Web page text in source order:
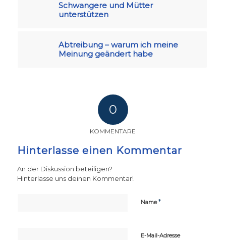
Schwangere und Mütter
unterstützen
Abtreibung – warum ich meine
Meinung geändert habe
0
KOMMENTARE
Hinterlasse einen Kommentar
An der Diskussion beteiligen?
Hinterlasse uns deinen Kommentar!
Name*
E-Mail-Adresse